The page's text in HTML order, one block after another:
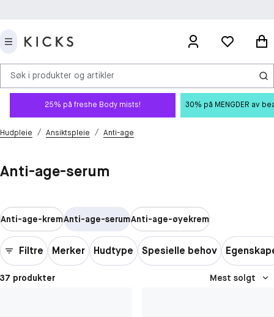
Søk i produkter og artikler
25% på freshe Body mists! 30% på MENGDER av
Hudpleie / Ansiktspleie / Anti-age
Anti-age-serum
Anti-age-kremAnti-age-serumAnti-age-øyekrem
Filtre Merker Hudtype Spesielle behov
37 produkter Mest solgt